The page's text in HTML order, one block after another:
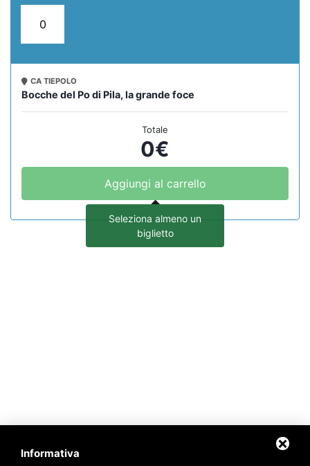
CA TIEPOLO
Bocche del Po di Pila, la grande foce
Totale
0€
Aggiungi al carrello
Informativa
Seleziona almeno un
biglietto